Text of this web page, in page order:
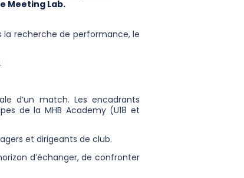
Meeting Lab.
recherche de performance, le
d’un match. Les encadrants
de la MHB Academy (U18 et
et dirigeants de club.
d’échanger, de confronter